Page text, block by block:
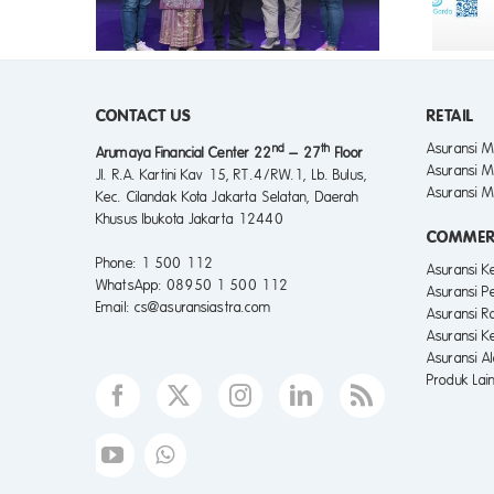
CONTACT US
Arumaya Financial Center 22nd– 27th Floor
Jl. R.A. Kartini Kav 15, RT.4/RW.1, Lb. Bulus,
Kec. Cilandak Kota Jakarta Selatan, Daerah
Khusus Ibukota Jakarta 12440
Phone: 1 500 112
WhatsApp: 08950 1 500 112
Email: cs@asuransiastra.com
RETAIL
Asuransi
Asuransi
Asuransi
Asuransi
Asuransi
Asuransi
Asuransi
Asuransi
Produk